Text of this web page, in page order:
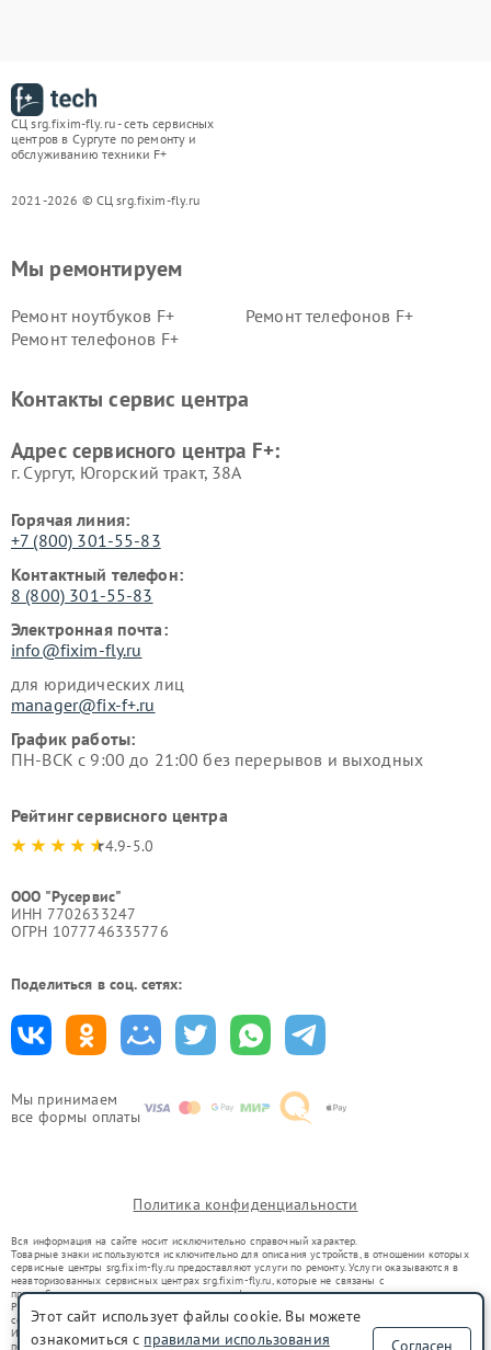
СЦ srg.fixim-fly.ru - сеть сервисных
центров в Сургуте по ремонту и
обслуживанию техники F+
2021-2026 © СЦ srg.fixim-fly.ru
Мы принимаем
все формы оплаты
Мы ремонтируем
Ремонт ноутбуков F+
Ремонт телефонов F+
Ремонт телефонов F+
Контакты сервис центра
Адрес сервисного центра F+:
г. Сургут, Югорский тракт, 38А
Горячая линия:
+7 (800) 301-55-83
Контактный телефон:
8 (800) 301-55-83
Электронная почта:
info@fixim-fly.ru
для юридических лиц
manager@fix-f+.ru
График работы:
ПН-ВСК с 9:00 до 21:00 без перерывов и выходных
Рейтинг сервисного центра
4.9-5.0
ООО "Русервис"
ИНН 7702633247
ОГРН 1077746335776
Поделиться в соц. сетях:
Политика конфиденциальности
Вся информация на сайте носит исключительно справочный характер.
Товарные знаки используются исключительно для описания устройств, в отношении которых
сервисные центры srg.fixim-fly.ru предоставляют услуги по ремонту. Услуги оказываются в
неавторизованных сервисных центрах srg.fixim-fly.ru, которые не связаны с
правообладателями товарных знаков или их официальными представителями.
Ремонт осуществляется для устройств, уже введенных в гражданский оборот в соответствии
со статьей 1487 ГК РФ.
Использование товарных знаков не преследует цели индивидуализации услуг или введения
потребителей в заблуждение, а служит для информирования о предоставляемых услугах по
Этот сайт использует файлы cookie. Вы можете
ознакомиться с правилами использования Согласен